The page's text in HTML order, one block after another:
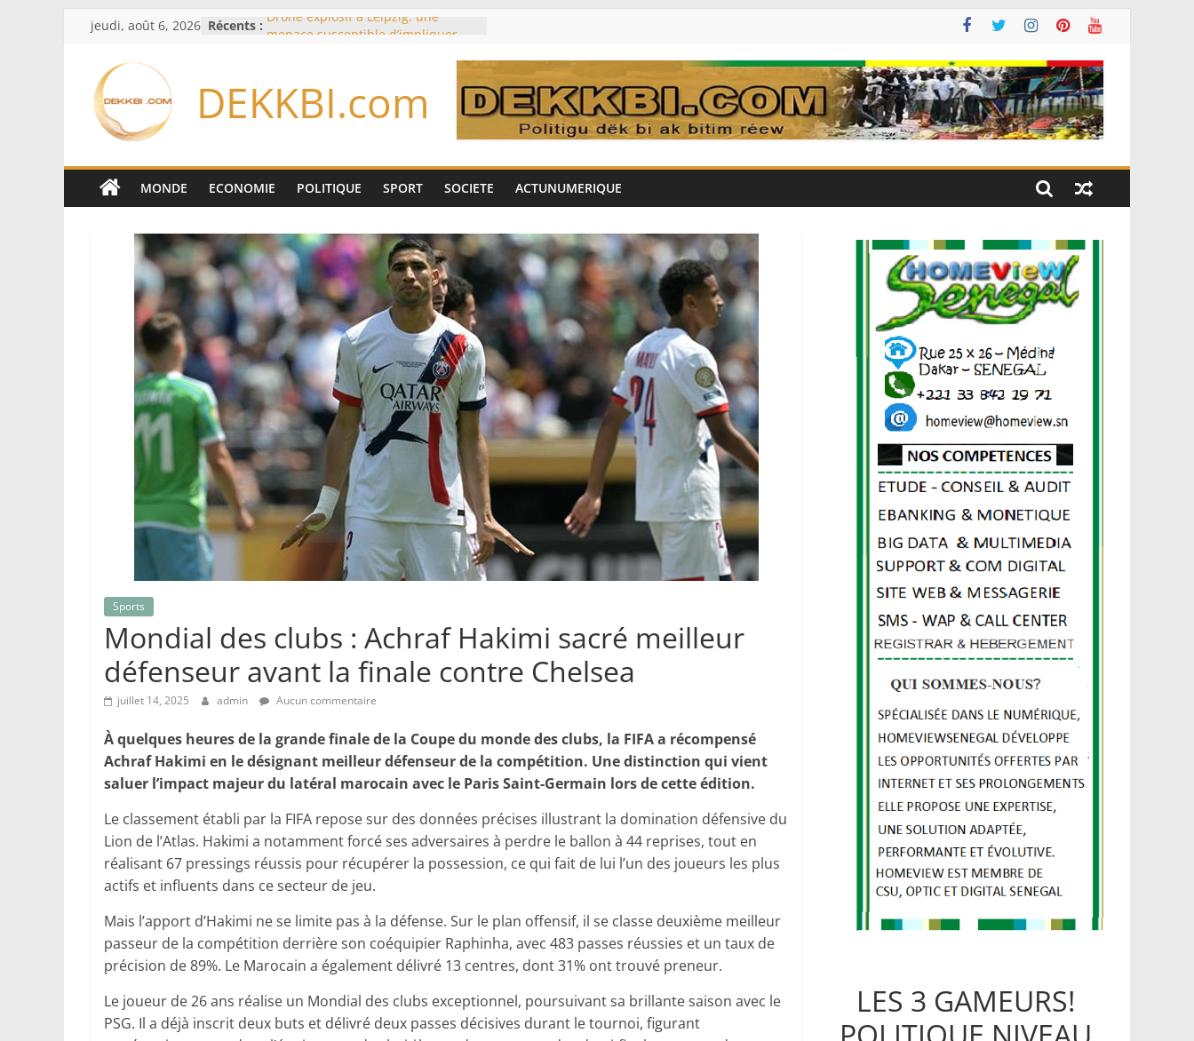
Passer
contenu
jeudi, août 6, 2026 Récents : Drone explosif à Leipzig: une
«des puissances étrangères», selon
Bourse : l’Europe bat toujours des
records dans l’espoir d’un accord
légendaires
France – Algérie: l’affaire Mehdi
Laribi relance la coopération
Cameroun: pourquoi un
remaniement au sommet de
l’armée alors que Paul Biya est hors
du pays
DEKKBI.com
MONDE ECONOMIE POLITIQUE SPORT SOCIETE ACTUNUMERIQUE
Sports
Mondial des clubs : Achraf Hakimi sacré meilleur
défenseur avant la finale contre Chelsea
juillet 14, 2025 admin Aucun commentaire
À quelques heures de la grande finale de la Coupe du monde des clubs, la FIFA a récompensé
Achraf Hakimi en le désignant meilleur défenseur de la compétition. Une distinction qui vient
saluer l’impact majeur du latéral marocain avec le Paris Saint-Germain lors de cette édition.
Le classement établi par la FIFA repose sur des données précises illustrant la domination défensive du
Lion de l’Atlas. Hakimi a notamment forcé ses adversaires à perdre le ballon à 44 reprises, tout en
réalisant 67 pressings réussis pour récupérer la possession, ce qui fait de lui l’un des joueurs les plus
actifs et influents dans ce secteur de jeu.
Mais l’apport d’Hakimi ne se limite pas à la défense. Sur le plan offensif, il se classe deuxième meilleur
passeur de la compétition derrière son coéquipier Raphinha, avec 483 passes réussies et un taux de
précision de 89%. Le Marocain a également délivré 13 centres, dont 31% ont trouvé preneur.
Le joueur de 26 ans réalise un Mondial des clubs exceptionnel, poursuivant sa brillante saison avec le
PSG. Il a déjà inscrit deux buts et délivré deux passes décisives durant le tournoi, figurant
LES 3 GAMEURS!